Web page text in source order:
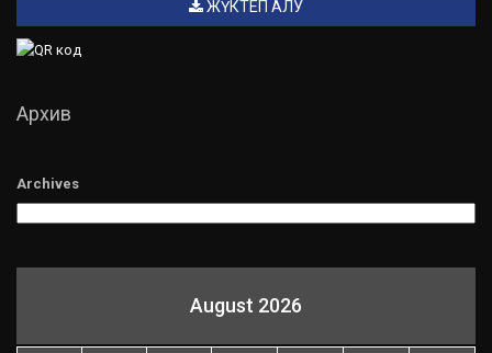
ЖҮКТЕП АЛУ
Архив
Archives
August 2026